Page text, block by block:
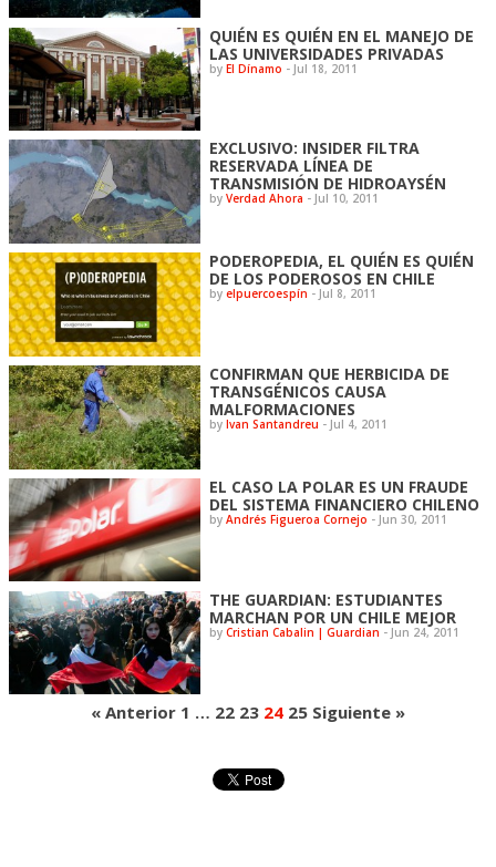
QUIÉN ES QUIÉN EN EL MANEJO DE
LAS UNIVERSIDADES PRIVADAS
byEl Dínamo - Jul 18, 2011
EXCLUSIVO: INSIDER FILTRA
RESERVADA LÍNEA DE
TRANSMISIÓN DE HIDROAYSÉN
byVerdad Ahora - Jul 10, 2011
PODEROPEDIA, EL QUIÉN ES QUIÉN
DE LOS PODEROSOS EN CHILE
byelpuercoespín - Jul 8, 2011
CONFIRMAN QUE HERBICIDA DE
TRANSGÉNICOS CAUSA
MALFORMACIONES
byIvan Santandreu - Jul 4, 2011
EL CASO LA POLAR ES UN FRAUDE
DEL SISTEMA FINANCIERO CHILENO
byAndrés Figueroa Cornejo - Jun 30, 2011
THE GUARDIAN: ESTUDIANTES
MARCHAN POR UN CHILE MEJOR
byCristian Cabalin | Guardian - Jun 24, 2011
« Anterior 1 … 22 23 24 25 Siguiente »